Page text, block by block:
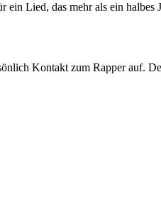
Lied, das mehr als ein halbes
Kontakt zum Rapper auf.